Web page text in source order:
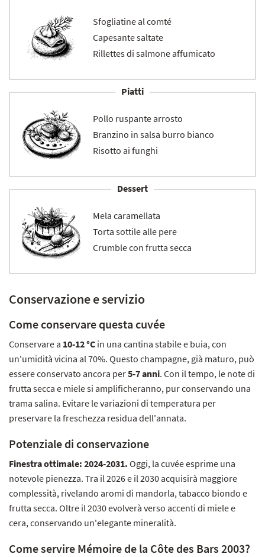
Sfogliatine al comté
Capesante saltate
Rillettes di salmone affumicato
Piatti
Pollo ruspante arrosto
Branzino in salsa burro bianco
Risotto ai funghi
Dessert
Mela caramellata
Torta sottile alle pere
Crumble con frutta secca
Conservazione e servizio
Come conservare questa cuvée
Conservare a 10-12 °C in una cantina stabile e buia, con
un'umidità vicina al 70%. Questo champagne, già maturo, può
essere conservato ancora per5-7 anni. Con il tempo, le note di
frutta secca e miele si amplificheranno, pur conservando una
trama salina. Evitare le variazioni di temperatura per
preservare la freschezza residua dell'annata.
Potenziale di conservazione
Finestra ottimale: 2024-2031. Oggi, la cuvée esprime una
notevole pienezza. Tra il 2026 e il 2030 acquisirà maggiore
complessità, rivelando aromi di mandorla, tabacco biondo e
frutta secca. Oltre il 2030 evolverà verso accenti di miele e
cera, conservando un'elegante mineralità.
Come servire Mémoire de la Côte des Bars 2003?